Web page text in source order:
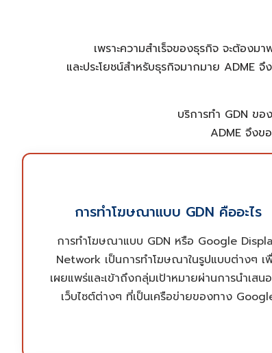
เพราะความสำเร็จของธุรกิจ จะต้อง
และประโยชน์สำหรับธุรกิจมากมาย ADME จึ
บริการทำ GDN ข
ADME จึงข
การทำโฆษณาแบบ GDN คืออะไร
การทำโฆษณาแบบ GDN หรือ Google
Network เป็นการทำโฆษณาในรูปแบบต่างๆ เ
เผยแพร่และเข้าถึงกลุ่มเป้าหมายผ่านการนำเสน
เว็บไซต์ต่างๆ ที่เป็นเครือข่ายของทาง
ของเว็บไซต์ที่เหมาะสมกับความต้องการของกลุ่มเ
หมาย ซึ่งการทำโฆษณาในรูปแบบนี้นั้นเป็นการ
โฆษณาที่ทรงพลัง เนื่องจากเป็นการเข้าถึงกลุ่มผู้
งานบน Search Engine รายใหญ่ที่ไม่มีใครไม่รู้
อย่าง Google ทำให้เป็นโอกาสที่สำคัญที่ธุรกิจ